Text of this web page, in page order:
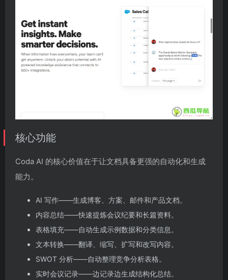
核心功能
Coda AI 的核心价值在于让文档具备更强的自动化和生成
能力。
AI 写作——生成博客、方案、邮件和产品文档。
内容总结——快速提炼会议纪要和长篇资料。
表格填充——自动生成示例数据和分类信息。
文本转换——翻译、缩写、扩写和改写内容。
SWOT 分析——自动整理竞争分析表格。
实时会议记录——边记录边生成结构化总结。